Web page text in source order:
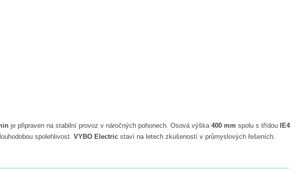
je připraven na stabilní provoz v náročných pohonech. Osová výška 400 mm spolu s třídou IE4
spolehlivost. VYBO Electric staví na letech zkušeností v průmyslových řešeních.